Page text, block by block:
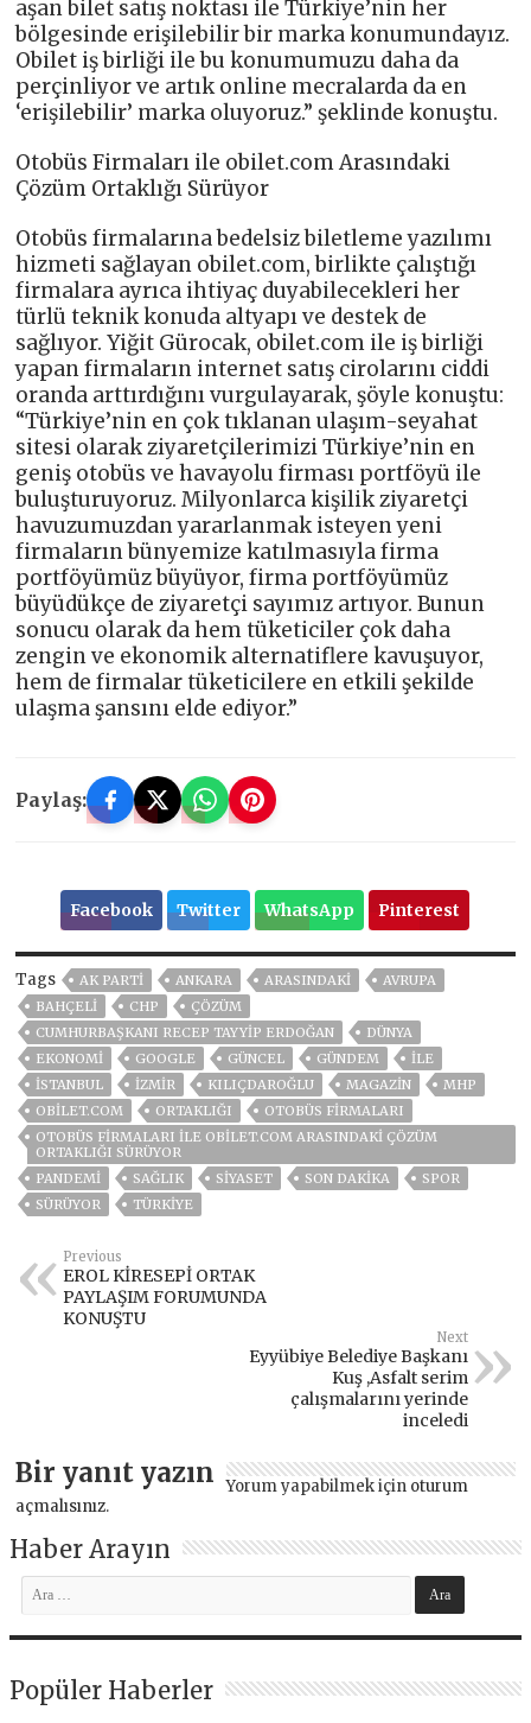
aşan bilet satış noktası ile Türkiye’nin her
bölgesinde erişilebilir bir marka konumundayız.
Obilet iş birliği ile bu konumumuzu daha da
perçinliyor ve artık online mecralarda da en
‘erişilebilir’ marka oluyoruz.” şeklinde konuştu.
Otobüs Firmaları ile obilet.com Arasındaki
Çözüm Ortaklığı Sürüyor
Otobüs firmalarına bedelsiz biletleme yazılımı
hizmeti sağlayan obilet.com, birlikte çalıştığı
firmalara ayrıca ihtiyaç duyabilecekleri her
türlü teknik konuda altyapı ve destek de
sağlıyor. Yiğit Gürocak, obilet.com ile iş birliği
yapan firmaların internet satış cirolarını ciddi
oranda arttırdığını vurgulayarak, şöyle konuştu:
“Türkiye’nin en çok tıklanan ulaşım-seyahat
sitesi olarak ziyaretçilerimizi Türkiye’nin en
geniş otobüs ve havayolu firması portföyü ile
buluşturuyoruz. Milyonlarca kişilik ziyaretçi
havuzumuzdan yararlanmak isteyen yeni
firmaların bünyemize katılmasıyla firma
portföyümüz büyüyor, firma portföyümüz
büyüdükçe de ziyaretçi sayımız artıyor. Bunun
sonucu olarak da hem tüketiciler çok daha
zengin ve ekonomik alternatiflere kavuşuyor,
hem de firmalar tüketicilere en etkili şekilde
ulaşma şansını elde ediyor.”
Paylaş:
Facebook Twitter WhatsApp Pinterest
Tags AK PARTİ ANKARA ARASINDAKI
AVRUPA
BAHÇELİ
CHP
ÇÖZÜM
CUMHURBAŞKANI RECEP TAYYIP ERDOĞAN
DÜNYA
EKONOMİ
GOOGLE GÜNCEL GÜNDEM
ILE
ISTANBUL
İZMIR KILIÇDAROĞLU MAGAZİN
MHP
OBILET.COM
ORTAKLIĞI
OTOBÜS FIRMALARI
OTOBÜS FIRMALARI ILE OBILET.COM ARASINDAKI ÇÖZÜM
ORTAKLIĞI SÜRÜYOR
PANDEMİ
SAĞLIK SİYASET SON DAKIKA
SPOR
SÜRÜYOR
TÜRKİYE
Previous
EROL KİRESEPİ ORTAK
PAYLAŞIM FORUMUNDA
KONUŞTU
Next
Eyyübiye Belediye Başkanı
Kuş ,Asfalt serim
çalışmalarını yerinde
inceledi
Bir yanıt yazın Yorum yapabilmek için oturum
açmalısınız.
Haber Arayın
Popüler Haberler